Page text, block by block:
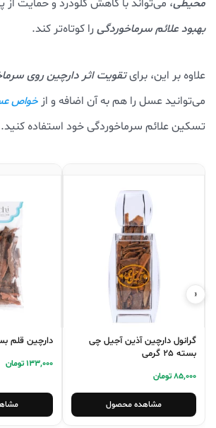
محیطی، می‌تواند با کاهش گلودرد و حمایت از
بهبود علائم سرماخوردگی را کوتاه‌تر کند.
علاوه بر این، برایتقویت اثر دارچین روی
می‌توانید عسل را هم به آن اضافه و از خواص
تسکین علائم سرماخوردگی خود استفاده کنید.
گرانول دارچین آذین آجیل چی
بسته 25 گرمی
85,000 تومان
مشاهده محصول
دارچین قلم بسته
133,000 تومان
‹›